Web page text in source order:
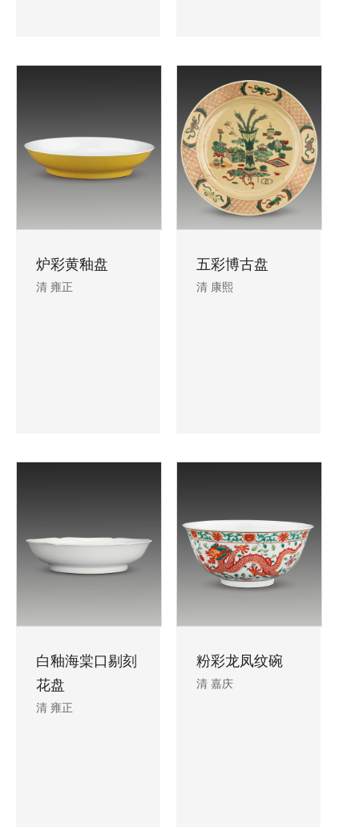
炉彩黄釉盘
清 雍正
五彩博古盘
清 康熙
白釉海棠口剔刻
花盘
清 雍正
粉彩龙凤纹碗
清 嘉庆